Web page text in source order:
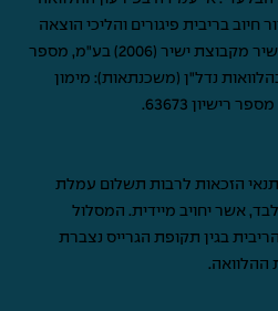
בריבית פיגורים והליכי הוצאה
לפועל. הגורם המממן: מימון ישיר מקבוצת ישיר (2006) בע"מ, מספר
המממן בהלוואות נדל"ן (משכנתאות): מימון
63673.
הזכאות לרבות תשלום עמלת
אשר יחויב מיידית. המסלול
בגין תקופת הגרייס נצברת
ההלוואה.